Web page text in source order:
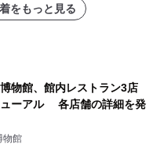
をもっと見る
物館、館内レストラン3店
ーアル 各店舗の詳細を発
物館